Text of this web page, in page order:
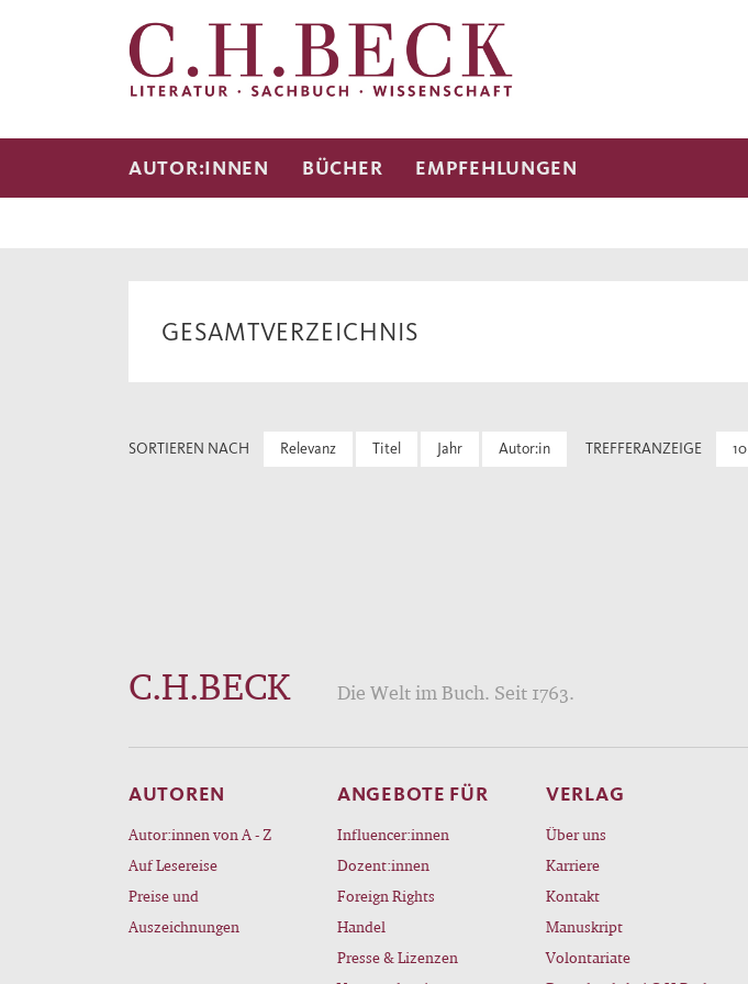
AUTOR:INNEN BÜCHER EMPFEHLUNGEN
GESAMTVERZEICHNIS
SORTIEREN NACH Relevanz Titel Jahr Autor:in TREFFERANZEIGE 10
C.H.BECK Die Welt im Buch. Seit 1763.
AUTOREN
Autor:innen von A - Z
Auf Lesereise
Preise und
Auszeichnungen
ANGEBOTE FÜR
Influencer:innen
Dozent:innen
Foreign Rights
Handel
Presse & Lizenzen
VERLAG
Über uns
Karriere
Kontakt
Manuskript
Volontariate